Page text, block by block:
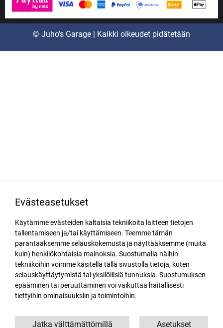
© Juho’s Garage | Kaikki oikeudet pidätetään
Evästeasetukset
Käytämme evästeiden kaltaisia tekniikoita laitteen tietojen
tallentamiseen ja/tai käyttämiseen. Teemme tämän
parantaaksemme selauskokemusta ja näyttääksemme (muita
kuin) henkilökohtaisia mainoksia. Suostumalla näihin
tekniikoihin voimme käsitellä tällä sivustolla tietoja, kuten
selauskäyttäytymistä tai yksilöllisiä tunnuksia. Suostumuksen
epääminen tai peruuttaminen voi vaikuttaa haitallisesti
tiettyihin ominaisuuksiin ja toimintoihin.
Asetukset
Jatka välttämättömillä